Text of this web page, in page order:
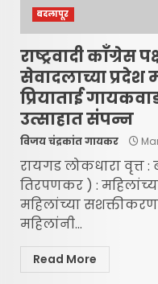
बदलापूर
राष्ट्रवादी काँग्रेस
सेवादलाच्या
प्रियाताई
उत्साहात संपन्न
विजय चंद्रकांत गायकर
रायगड लोकधारा वृत्त
तिरपणकर ) :
महिलांच्या
महिलांनी...
Read More